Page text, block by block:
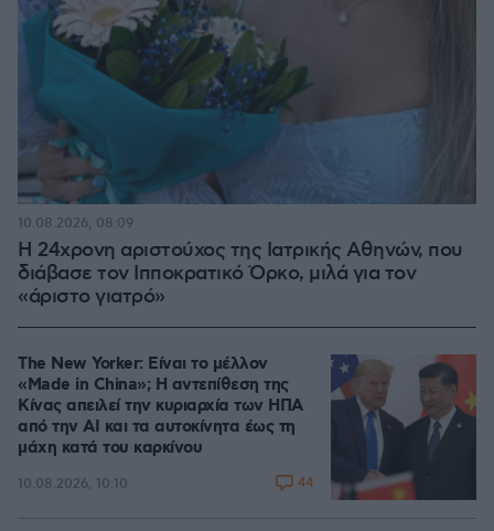
Η 24χρονη αριστούχος της Ιατρικής Αθηνών, που
διάβασε τον Ιπποκρατικό Όρκο, μιλά για τον
«άριστο γιατρό»
10.08.2026, 08:09
The New Yorker: Είναι το μέλλον
«Made in China»; Η αντεπίθεση της
Κίνας απειλεί την κυριαρχία των ΗΠΑ
από την ΑΙ και τα αυτοκίνητα έως τη
μάχη κατά του καρκίνου
10.08.2026, 10:10 44